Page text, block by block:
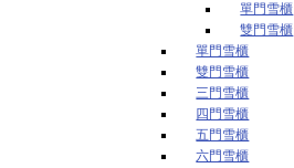
單門雪櫃
雙門雪櫃
單門雪櫃
雙門雪櫃
三門雪櫃
四門雪櫃
五門雪櫃
六門雪櫃